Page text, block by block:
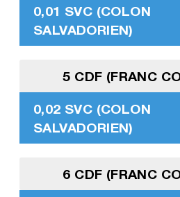
0,01 SVC (COLON
SALVADORIEN)
5 CDF (FRANC
0,02 SVC (COLON
SALVADORIEN)
6 CDF (FRANC